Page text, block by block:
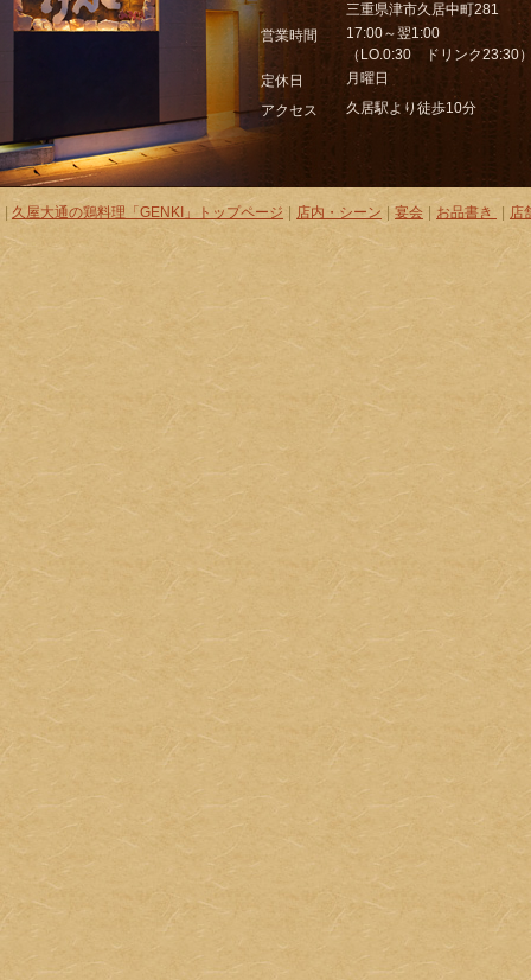
三重県津市久居中町281
営業時間
17:00～翌1:00
（LO.0:30 ドリンク23:30
定休日
月曜日
アクセス
久居駅より徒歩10分
久屋大通の鶏料理「GENKI」トップページ 店内・シーン 宴会 お品書き 店